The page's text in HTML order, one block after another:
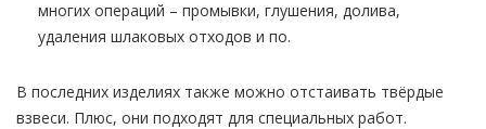
многих операций – промывки, глушения, долива,
удаления шлаковых отходов и по.
В последних изделиях также можно отстаивать твёрдые
взвеси. Плюс, они подходят для специальных работ.